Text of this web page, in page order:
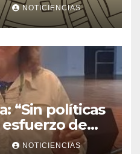
NOTICIENCIAS
“Sin políticas
de
frutos”
NOTICIENCIAS